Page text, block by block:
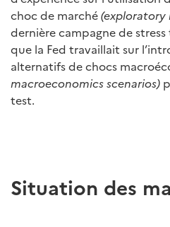
choc de marché(exploratory
dernière campagne de stress
que la Fed travaillait sur
alternatifs de chocs
macroeconomics scenarios)
test.
Situation des